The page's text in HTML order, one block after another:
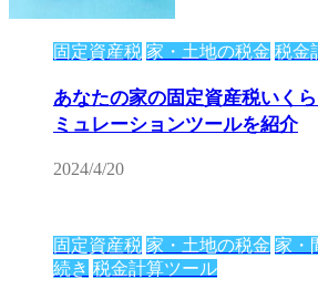
固定資産税 家・土地の税金 税金
あなたの家の固定資産税いく
ミュレーションツールを紹介
2024/4/20
固定資産税 家・土地の税金 家・
続き 税金計算ツール